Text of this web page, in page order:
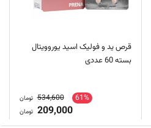
قرص ید و فولیک اسید یوروویتال
بسته 60 عددی
61%
534,600 تومان
209,000 تومان